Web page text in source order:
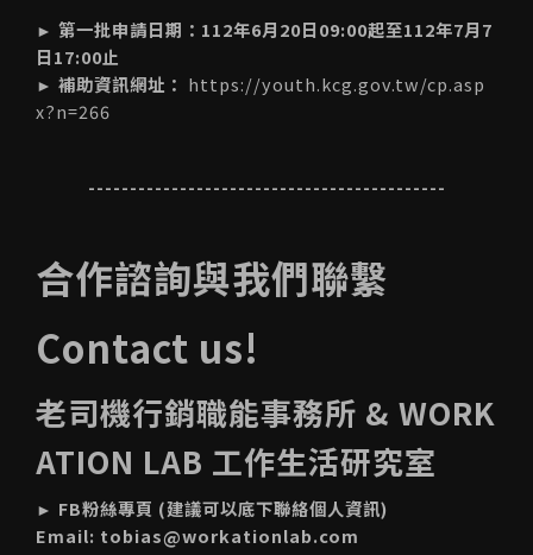
► 第一批申請日期：112年6月20日09:00起至112年7月7
日17:00止
► 補助資訊網址： https://youth.kcg.gov.tw/cp.asp
x?n=266
-------------------------------------------
合作諮詢與我們聯繫
Contact us!
老司機行銷職能事務所 & WORK
ATION LAB 工作生活研究室
► FB粉絲專頁 (建議可以底下聯絡個人資訊)
Email: tobias@workationlab.com